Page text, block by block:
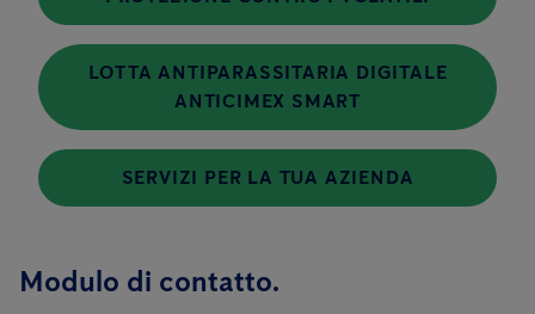
LOTTA ANTIPARASSITARIA DIGITALE
ANTICIMEX SMART
SERVIZI PER LA TUA AZIENDA
Modulo di contatto.